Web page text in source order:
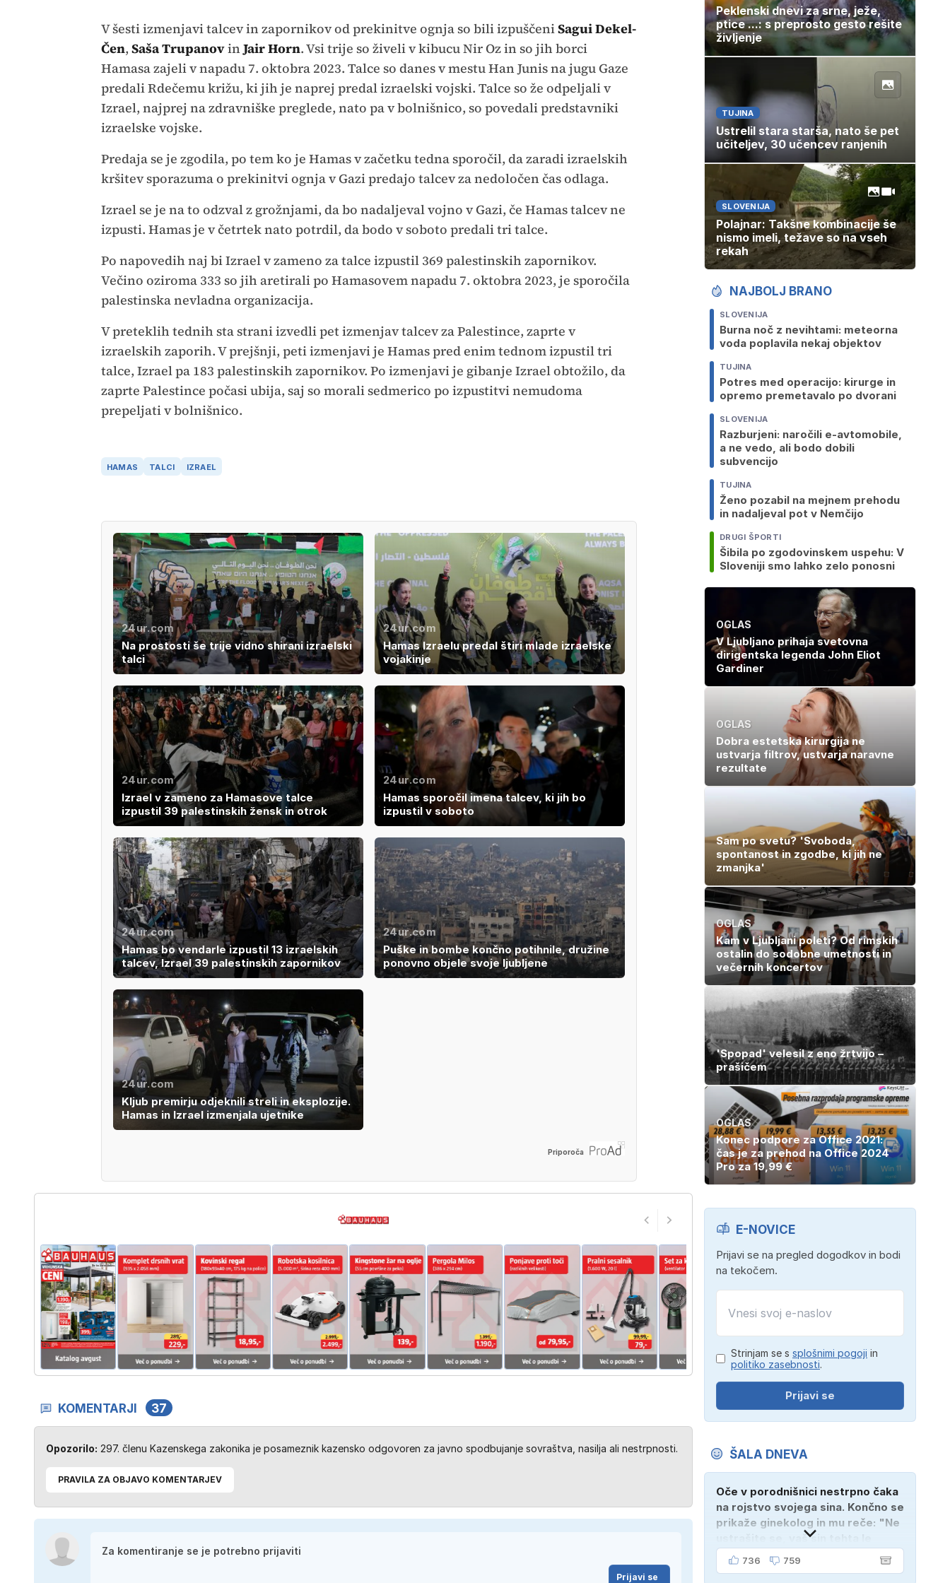
V šesti izmenjavi talcev in zapornikov od prekinitve ognja so bili izpuščeniSagui Dekel-
Čen, Saša TrupanovinJair Horn. Vsi trije so živeli v kibucu Nir Oz in so jih borci
Hamasa zajeli v napadu 7. oktobra 2023. Talce so danes v mestu Han Junis na jugu Gaze
predali Rdečemu križu, ki jih je naprej predal izraelski vojski. Talce so že odpeljali v
Izrael, najprej na zdravniške preglede, nato pa v bolnišnico, so povedali predstavniki
izraelske vojske.
Predaja se je zgodila, po tem ko je Hamas v začetku tedna sporočil, da zaradi izraelskih
kršitev sporazuma o prekinitvi ognja v Gazi predajo talcev za nedoločen čas odlaga.
Izrael se je na to odzval z grožnjami, da bo nadaljeval vojno v Gazi, če Hamas talcev ne
izpusti. Hamas je v četrtek nato potrdil, da bodo v soboto predali tri talce.
Po napovedih naj bi Izrael v zameno za talce izpustil 369 palestinskih zapornikov.
Večino oziroma 333 so jih aretirali po Hamasovem napadu 7. oktobra 2023, je sporočila
palestinska nevladna organizacija.
V preteklih tednih sta strani izvedli pet izmenjav talcev za Palestince, zaprte v
izraelskih zaporih. V prejšnji, peti izmenjavi je Hamas pred enim tednom izpustil tri
talce, Izrael pa 183 palestinskih zapornikov. Po izmenjavi je gibanje Izrael obtožilo, da
zaprte Palestince počasi ubija, saj so morali sedmerico po izpustitvi nemudoma
prepeljati v bolnišnico.
HAMAS TALCI IZRAEL
24ur.com
Na prostosti še trije vidno shirani izraelski
talci
24ur.com
Hamas Izraelu predal štiri mlade izraelske
vojakinje
24ur.com
Izrael v zameno za Hamasove talce
izpustil 39 palestinskih žensk in otrok
24ur.com
Hamas sporočil imena talcev, ki jih bo
izpustil v soboto
24ur.com
Hamas bo vendarle izpustil 13 izraelskih
talcev, Izrael 39 palestinskih zapornikov
24ur.com
Puške in bombe končno potihnile, družine
ponovno objele svoje ljubljene
24ur.com
Kljub premirju odjeknili streli in eksplozije.
Hamas in Izrael izmenjala ujetnike
Priporoča
KOMENTARJI 37
Opozorilo: 297. členu Kazenskega zakonika je posameznik kazensko odgovoren za javno spodbujanje sovraštva, nasilja ali nestrpnosti.
PRAVILA ZA OBJAVO KOMENTARJEV
Prijavi se
Peklenski dnevi za srne, ježe,
ptice ...: s preprosto gesto rešite
življenje
TUJINA
Ustrelil stara starša, nato še pet
učiteljev, 30 učencev ranjenih
SLOVENIJA
Polajnar: Takšne kombinacije še
nismo imeli, težave so na vseh
rekah
NAJBOLJ BRANO
SLOVENIJA
Burna noč z nevihtami: meteorna
voda poplavila nekaj objektov
TUJINA
Potres med operacijo: kirurge in
opremo premetavalo po dvorani
SLOVENIJA
Razburjeni: naročili e-avtomobile,
a ne vedo, ali bodo dobili
subvencijo
TUJINA
Ženo pozabil na mejnem prehodu
in nadaljeval pot v Nemčijo
DRUGI ŠPORTI
Šibila po zgodovinskem uspehu: V
Sloveniji smo lahko zelo ponosni
OGLAS
V Ljubljano prihaja svetovna
dirigentska legenda John Eliot
Gardiner
OGLAS
Dobra estetska kirurgija ne
ustvarja filtrov, ustvarja naravne
rezultate
Sam po svetu? 'Svoboda,
spontanost in zgodbe, ki jih ne
zmanjka'
OGLAS
Kam v Ljubljani poleti? Od rimskih
ostalin do sodobne umetnosti in
večernih koncertov
'Spopad' velesil z eno žrtvijo –
prašičem
OGLAS
Konec podpore za Office 2021:
čas je za prehod na Office 2024
Pro za 19,99 €
E-NOVICE
Prijavi se na pregled dogodkov in bodi
na tekočem.
Strinjam se s splošnimi pogoji in
politiko zasebnosti.
Prijavi se
ŠALA DNEVA
Oče v porodnišnici nestrpno čaka
na rojstvo svojega sina. Končno se
prikaže ginekolog in mu reče: "Ne
ustrašite se, vaš sin tehta le
dober kilogram!" "Nič čudnega,
gospod doktor, saj se z ženo
736 759